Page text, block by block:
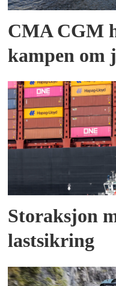
CMA CGM
kampen om
Storaksjon
lastsikring